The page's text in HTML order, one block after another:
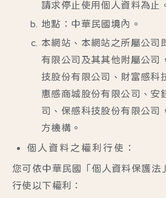
請求停止使用個人資料為止
地點：中華民國境內。
本網站、本網站之所屬公司
有限公司及其其他附屬公司
技股份有限公司、財富感科
惠感商城股份有限公司、安
司、保感科技股份有限公司
方機構。
個人資料之權利行使：
您可依中華民國「個人資料保護法
行使以下權利：